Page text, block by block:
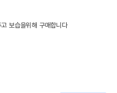
보습을위해 구매합니다